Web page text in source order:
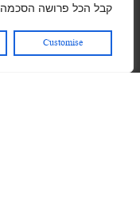
קבל הכל פרושה הסכמה
Customise